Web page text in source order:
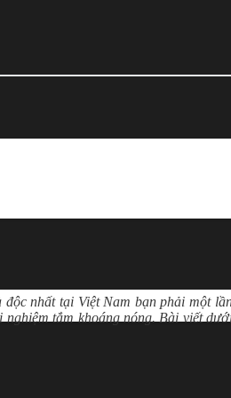
nhất tại Việt Nam bạn phải một
tắm khoáng nóng. Bài viết